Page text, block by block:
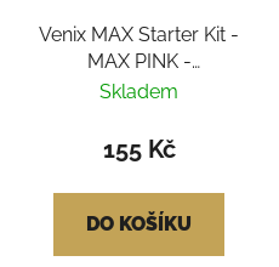
Venix MAX Starter Kit -
MAX PINK -
Strawberry-X 20mg
Skladem
155 Kč
DO KOŠÍKU